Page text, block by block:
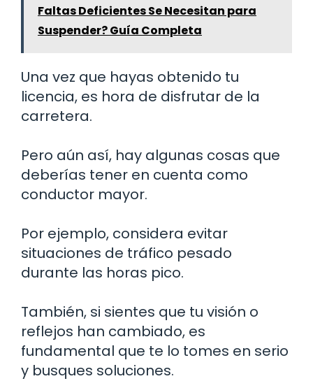
Faltas Deficientes Se Necesitan para
Suspender? Guía Completa
Una vez que hayas obtenido tu
licencia, es hora de disfrutar de la
carretera.
Pero aún así, hay algunas cosas que
deberías tener en cuenta como
conductor mayor.
Por ejemplo, considera evitar
situaciones de tráfico pesado
durante las horas pico.
También, si sientes que tu visión o
reflejos han cambiado, es
fundamental que te lo tomes en serio
y busques soluciones.